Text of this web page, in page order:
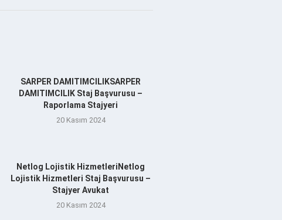
SARPER DAMITIMCILIKSARPER
DAMITIMCILIK Staj Başvurusu –
Raporlama Stajyeri
20 Kasım 2024
Netlog Lojistik HizmetleriNetlog
Lojistik Hizmetleri Staj Başvurusu –
Stajyer Avukat
20 Kasım 2024